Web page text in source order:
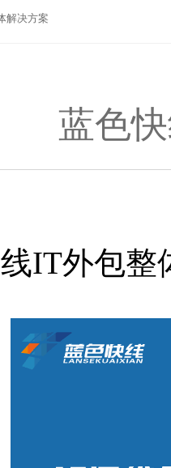
解决方案
蓝色
IT外包整